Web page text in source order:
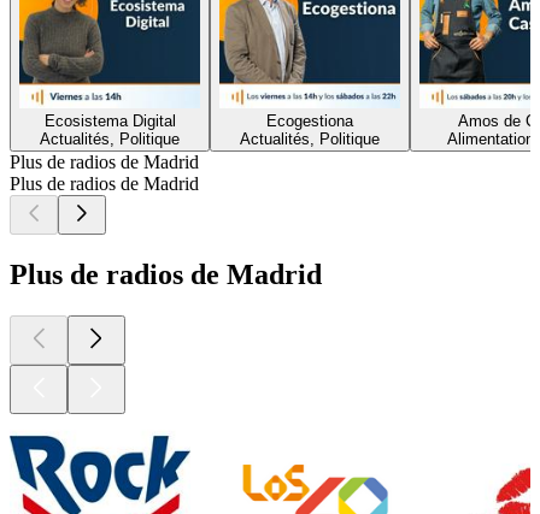
Ecosistema Digital
Actualités, Politique
Ecogestiona
Actualités, Politique
Amos de
Plus de radios de Madrid
Plus de radios de Madrid
Plus de radios de Madrid